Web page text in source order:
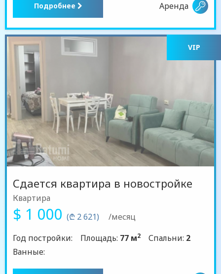
Подробнее Аренда
VIP
Сдается квартира в новостройке
Квартира
$ 1 000 (₾ 2 621)
/месяц
Год постройки:
Площадь: 77 м2 Спальни: 2
Ванные: